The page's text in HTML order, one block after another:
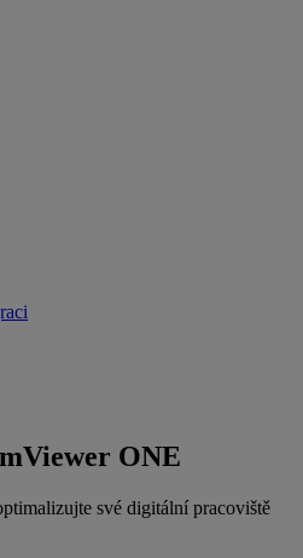
ONE
své digitální pracoviště